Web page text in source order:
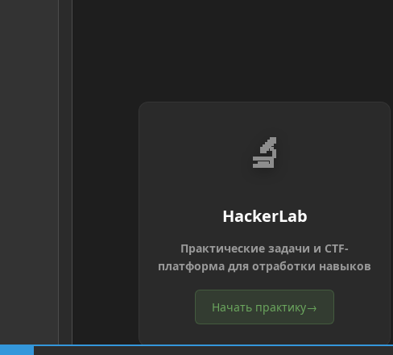
🔬
HackerLab
Практические задачи и CTF-
платформа для отработки навыков
Начать практику→